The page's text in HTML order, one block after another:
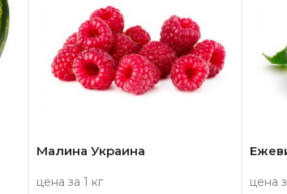
Малина Украина
цена за 1 кг цена